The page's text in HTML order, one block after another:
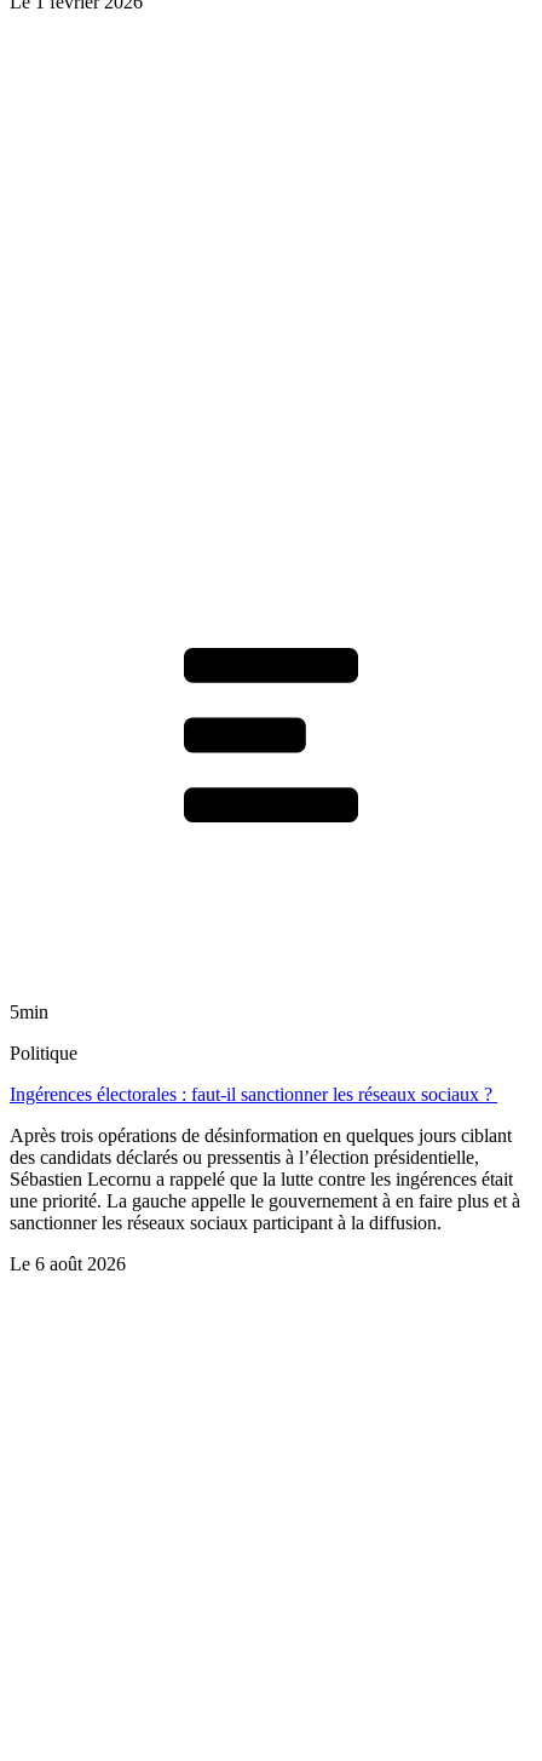
5min
Politique
Ingérences électorales : faut-il sanctionner les réseaux sociaux ?
Après trois opérations de désinformation en quelques jours ciblant
des candidats déclarés ou pressentis à l’élection présidentielle,
Sébastien Lecornu a rappelé que la lutte contre les ingérences était
une priorité. La gauche appelle le gouvernement à en faire plus et à
sanctionner les réseaux sociaux participant à la diffusion.
Le 6 août 2026